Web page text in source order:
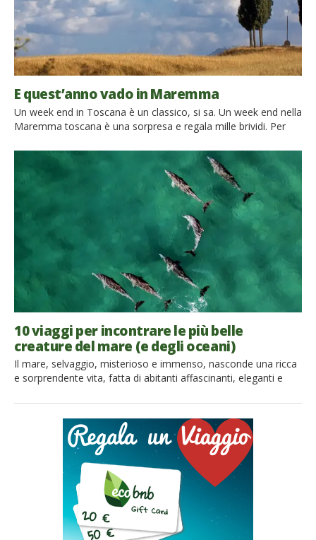
E quest’anno vado in Maremma
Un week end in Toscana è un classico, si sa. Un week end nella
Maremma toscana è una sorpresa e regala mille brividi. Per
di girasole, non mancano infatti i parchi e le riserve in cui
insediamenti umani convivono con una natura rigogliosa. E’ […]
10 viaggi per incontrare le più belle
creature del mare (e degli oceani)
Il mare, selvaggio, misterioso e immenso, nasconde una ricca
e sorprendente vita, fatta di abitanti affascinanti, eleganti e
marini è un’esperienza davvero unica che può valere un intero
viaggio. Abbiamo selezionato 10 location in giro per il mondo
dove è possibile incontrare da vicino gli abitanti del mare […]